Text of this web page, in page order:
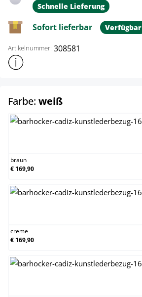
Schnelle Lieferung
Sofort lieferbar Verfügbar
Artikelnummer: 308581
Weitere Produktinformationen anzeigen
Farbe: weißauswählen
braun
€ 169,90
creme
€ 169,90